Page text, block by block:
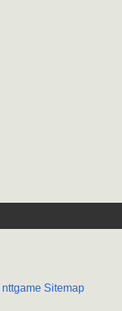
nttgame Sitemap